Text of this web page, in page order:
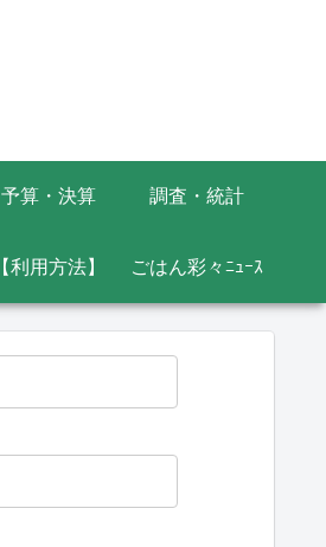
予算・決算 調査・統計
【利用方法】 ごはん彩々ﾆｭｰｽ